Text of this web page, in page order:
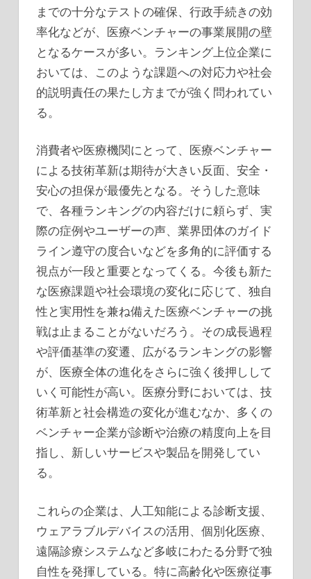
までの十分なテストの確保、行政手続きの効
率化などが、医療ベンチャーの事業展開の壁
となるケースが多い。ランキング上位企業に
おいては、このような課題への対応力や社会
的説明責任の果たし方までが強く問われてい
る。
消費者や医療機関にとって、医療ベンチャー
による技術革新は期待が大きい反面、安全・
安心の担保が最優先となる。そうした意味
で、各種ランキングの内容だけに頼らず、実
際の症例やユーザーの声、業界団体のガイド
ライン遵守の度合いなどを多角的に評価する
視点が一段と重要となってくる。今後も新た
な医療課題や社会環境の変化に応じて、独自
性と実用性を兼ね備えた医療ベンチャーの挑
戦は止まることがないだろう。その成長過程
や評価基準の変遷、広がるランキングの影響
が、医療全体の進化をさらに強く後押しして
いく可能性が高い。医療分野においては、技
術革新と社会構造の変化が進むなか、多くの
ベンチャー企業が診断や治療の精度向上を目
指し、新しいサービスや製品を開発してい
る。
これらの企業は、人工知能による診断支援、
ウェアラブルデバイスの活用、個別化医療、
遠隔診療システムなど多岐にわたる分野で独
自性を発揮している。特に高齢化や医療従事